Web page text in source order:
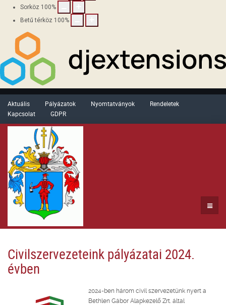
Sorköz 100%
Betű térköz 100%
Aktuális Pályázatok Nyomtatványok
Rendeletek
Kapcsolat
GDPR
Civilszervezeteink pályázatai 2024.
évben
2024-ben három civil szervezetünk nyert a
Bethlen Gábor Alapkezelő Zrt. által